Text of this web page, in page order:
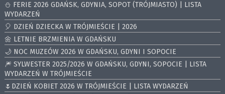
⛄️ FERIE 2026 GDAŃSK, GDYNIA, SOPOT (TRÓJMIASTO) | LISTA
WYDARZEŃ
🎈 DZIEŃ DZIECKA W TRÓJMIEŚCIE | 2026
🌼 LETNIE BRZMIENIA W GDAŃSKU
🌙 NOC MUZEÓW 2026 W GDAŃSKU, GDYNI I SOPOCIE
🎆 SYLWESTER 2025/2026 W GDAŃSKU, GDYNI, SOPOCIE | LISTA
WYDARZEŃ W TRÓJMIEŚCIE
🌷DZIEŃ KOBIET 2026 W TRÓJMIEŚCIE | LISTA WYDARZEŃ